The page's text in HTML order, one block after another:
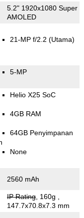
5.2" 1920x1080 Super
AMOLED
21-MP f/2.2 (Utama)
5-MP
Helio X25 SoC
4GB RAM
64GB Penyimpanan
None
2560 mAh
IP Rating, 160g
147.7x70.8x7.3 mm